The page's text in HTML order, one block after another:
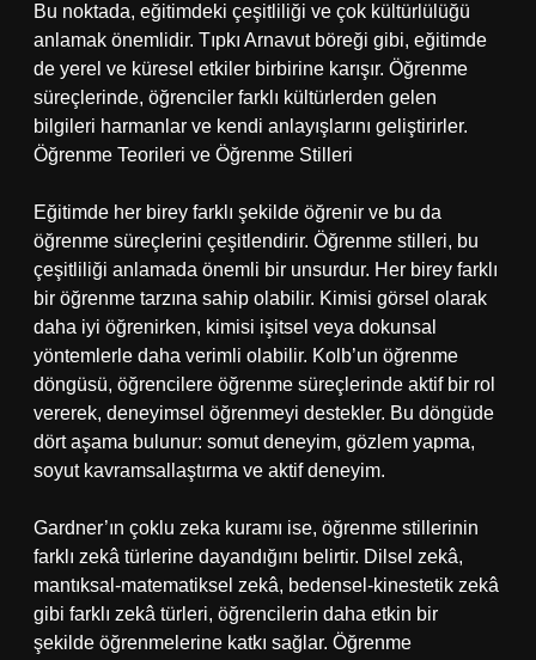
Bu noktada, eğitimdeki çeşitliliği ve çok kültürlülüğü
anlamak önemlidir. Tıpkı Arnavut böreği gibi, eğitimde
de yerel ve küresel etkiler birbirine karışır. Öğrenme
süreçlerinde, öğrenciler farklı kültürlerden gelen
bilgileri harmanlar ve kendi anlayışlarını geliştirirler.
Öğrenme Teorileri ve Öğrenme Stilleri
Eğitimde her birey farklı şekilde öğrenir ve bu da
öğrenme süreçlerini çeşitlendirir. Öğrenme stilleri, bu
çeşitliliği anlamada önemli bir unsurdur. Her birey farklı
bir öğrenme tarzına sahip olabilir. Kimisi görsel olarak
daha iyi öğrenirken, kimisi işitsel veya dokunsal
yöntemlerle daha verimli olabilir. Kolb’un öğrenme
döngüsü, öğrencilere öğrenme süreçlerinde aktif bir rol
vererek, deneyimsel öğrenmeyi destekler. Bu döngüde
dört aşama bulunur: somut deneyim, gözlem yapma,
soyut kavramsallaştırma ve aktif deneyim.
Gardner’ın çoklu zeka kuramı ise, öğrenme stillerinin
farklı zekâ türlerine dayandığını belirtir. Dilsel zekâ,
mantıksal-matematiksel zekâ, bedensel-kinestetik zekâ
gibi farklı zekâ türleri, öğrencilerin daha etkin bir
şekilde öğrenmelerine katkı sağlar. Öğrenme